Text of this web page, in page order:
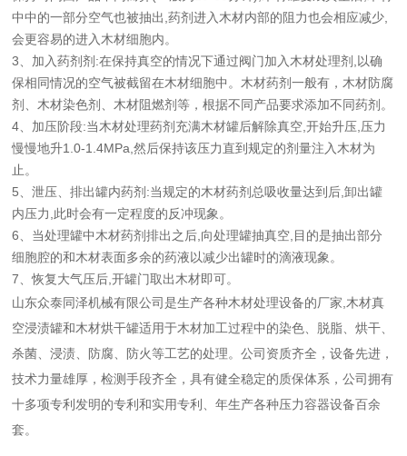
中中的一部分空气也被抽出,药剂进入木材内部的阻力也会相应减少,
会更容易的进入木材细胞内。
3、加入药剂剂:在保持真空的情况下通过阀门加入木材处理剂,以确
保相同情况的空气被截留在木材细胞中。木材药剂一般有，木材防腐
剂、木材染色剂、木材阻燃剂等，根据不同产品要求添加不同药剂。
4、加压阶段:当木材处理药剂充满木材罐后解除真空,开始升压,压力
慢慢地升1.0-1.4MPa,然后保持该压力直到规定的剂量注入木材为
止。
5、泄压、排出罐内药剂:当规定的木材药剂总吸收量达到后,卸出罐
内压力,此时会有一定程度的反冲现象。
6、当处理罐中木材药剂排出之后,向处理罐抽真空,目的是抽出部分
细胞腔的和木材表面多余的药液以减少出罐时的滴液现象。
7、恢复大气压后,开罐门取出木材即可。
山东众泰同泽机械有限公司是生产各种木材处理设备的厂家,木材真
空浸渍罐和木材烘干罐适用于木材加工过程中的染色、脱脂、烘干、
杀菌、浸渍、防腐、防火等工艺的处理。公司资质齐全，设备先进，
技术力量雄厚，检测手段齐全，具有健全稳定的质保体系，公司拥有
十多项专利发明的专利和实用专利、年生产各种压力容器设备百余
套。